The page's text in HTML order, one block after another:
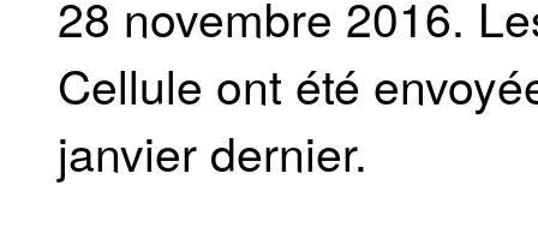
28 novembre 2016.
Cellule ont été
janvier dernier.